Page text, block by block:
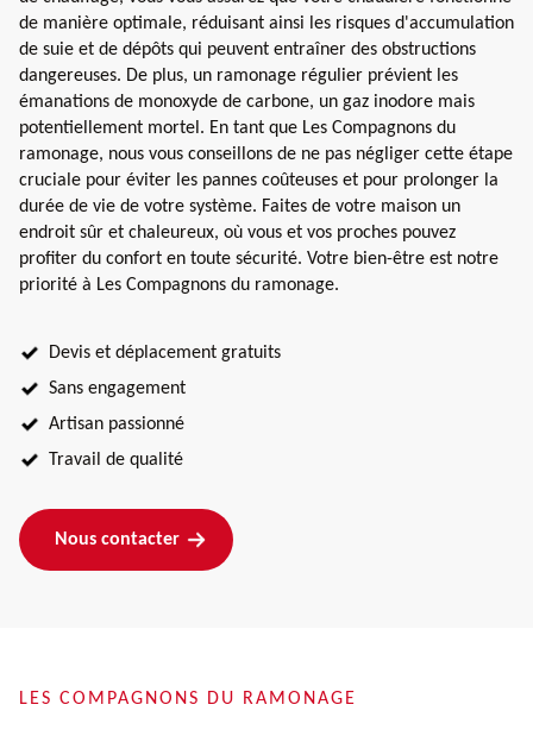
de manière optimale, réduisant ainsi les risques d'accumulation
de suie et de dépôts qui peuvent entraîner des obstructions
dangereuses. De plus, un ramonage régulier prévient les
émanations de monoxyde de carbone, un gaz inodore mais
potentiellement mortel. En tant que Les Compagnons du
ramonage, nous vous conseillons de ne pas négliger cette étape
cruciale pour éviter les pannes coûteuses et pour prolonger la
durée de vie de votre système. Faites de votre maison un
endroit sûr et chaleureux, où vous et vos proches pouvez
profiter du confort en toute sécurité. Votre bien-être est notre
priorité à Les Compagnons du ramonage.
Devis et déplacement gratuits
Sans engagement
Artisan passionné
Travail de qualité
Nous contacter
LES COMPAGNONS DU RAMONAGE